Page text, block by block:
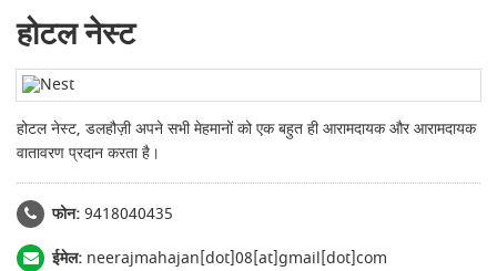
होटल नेस्ट
होटल नेस्ट, डलहौज़ी अपने सभी मेहमानों को एक बहुत ही आरामदायक और आरामदायक
वातावरण प्रदान करता है।
फोन:9418040435
ईमेल: neerajmahajan[dot]08[at]gmail[dot]com